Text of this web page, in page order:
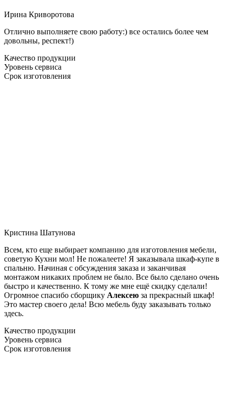
Ирина Криворотова
Отлично выполняете свою работу:) все остались более чем
довольны, респект!)
Качество продукции
Уровень сервиса
Срок изготовления
Кристина Шатунова
Всем, кто еще выбирает компанию для изготовления мебели,
советую Кухни мол! Не пожалеете! Я заказывала шкаф-купе в
спальню. Начиная с обсуждения заказа и заканчивая
монтажом никаких проблем не было. Все было сделано очень
быстро и качественно. К тому же мне ещё скидку сделали!
Огромное спасибо сборщику Алексею за прекрасный шкаф!
Это мастер своего дела! Всю мебель буду заказывать только
здесь.
Качество продукции
Уровень сервиса
Срок изготовления